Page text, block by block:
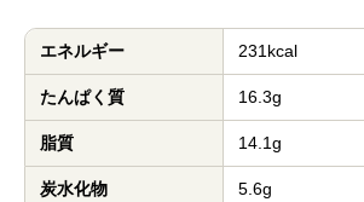
エネルギー 231kcal
たんぱく質 16.3g
脂質 14.1g
炭水化物 5.6g